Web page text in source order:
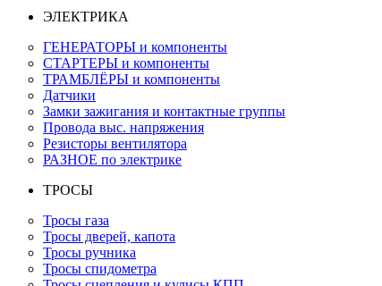
ЭЛЕКТРИКА
ГЕНЕРАТОРЫ и компоненты
СТАРТЕРЫ и компоненты
ТРАМБЛЁРЫ и компоненты
Датчики
Замки зажигания и контактные группы
Провода выс. напряжения
Резисторы вентилятора
РАЗНОЕ по электрике
ТРОСЫ
Тросы газа
Тросы дверей, капота
Тросы ручника
Тросы спидометра